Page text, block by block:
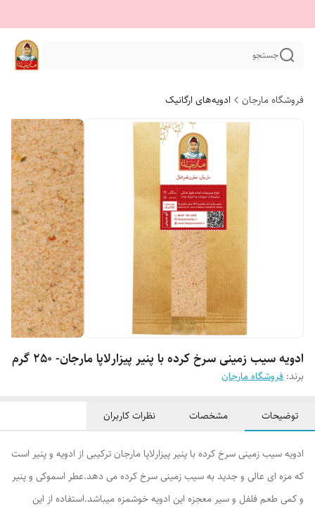
جستجو
فروشگاه مارجان ادویه‌های ارگانیک
ادویه سیب زمینی سرخ کرده با پنیر پیزارلاپا مارجان- 250 گرم
برند: فروشگاه مارجان
توضیحات مشخصات نظرات کاربران
ادویه سیب زمینی سرخ کرده با پنیر پیزارلاپا مارجان ترکیبی از ادویه و پنیر است
که مزه ای عالی و جدید به سیب زمینی سرخ کرده می دهد.عطر اسموکی و پنیر
و کمی طعم فلفل و سیر معجزه این ادویه خوشمزه میباشد.استفاده از این